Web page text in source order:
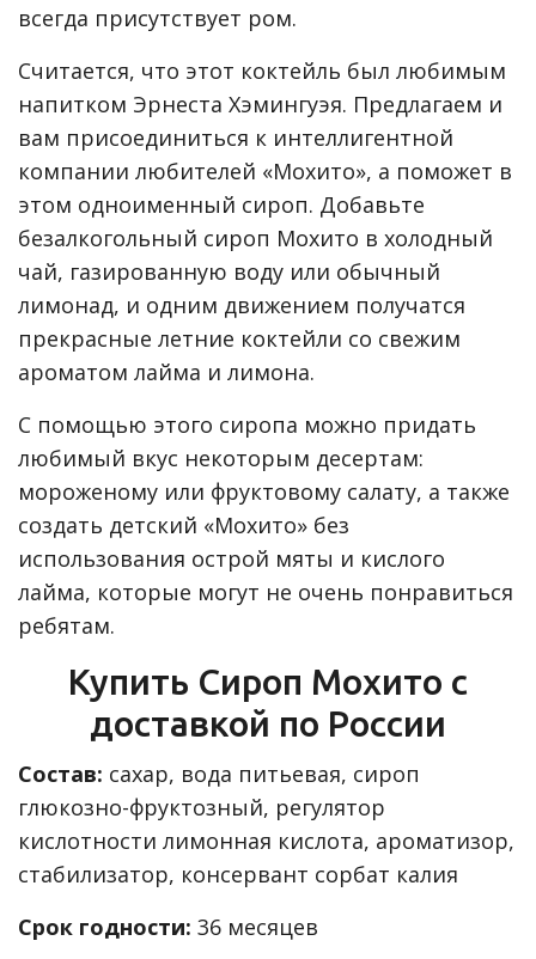
всегда присутствует ром.
Считается, что этот коктейль был любимым
напитком Эрнеста Хэмингуэя. Предлагаем и
вам присоединиться к интеллигентной
компании любителей «Мохито», а поможет в
этом одноименный сироп. Добавьте
безалкогольный сироп Мохито в холодный
чай, газированную воду или обычный
лимонад, и одним движением получатся
прекрасные летние коктейли со свежим
ароматом лайма и лимона.
С помощью этого сиропа можно придать
любимый вкус некоторым десертам:
мороженому или фруктовому салату, а также
создать детский «Мохито» без
использования острой мяты и кислого
лайма, которые могут не очень понравиться
ребятам.
Купить Сироп Мохито с
доставкой по России
Состав: cахар, вода питьевая, сироп
глюкозно-фруктозный, регулятор
кислотности лимонная кислота, ароматизор,
стабилизатор, консервант сорбат калия
Срок годности: 36 месяцев